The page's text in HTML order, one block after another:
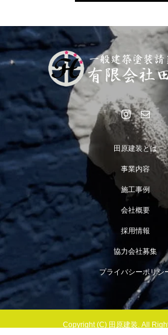
田原建装とは
事業内容
施工事例
会社概要
採用情報
協力会社募集
プライバシーポリシ
Copyright (C) 田原建装. All